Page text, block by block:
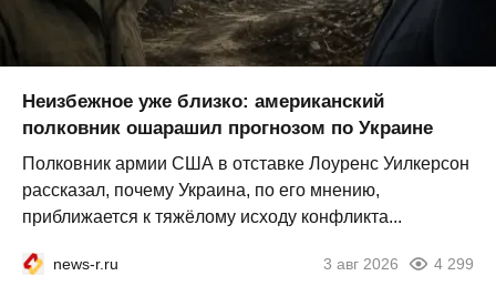
Неизбежное уже близко: американский
полковник ошарашил прогнозом по Украине
Полковник армии США в отставке Лоуренс Уилкерсон
рассказал, почему Украина, по его мнению,
приближается к тяжёлому исходу конфликта...
news-r.ru 3 авг 2026 4 299